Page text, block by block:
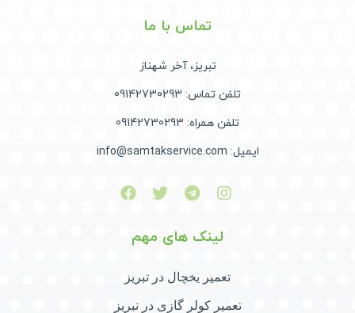
تماس با ما
تبریز، آخر شهناز
تلفن تماس: 09142730293
تلفن همراه: 09142730293
ایمیل: info@samtakservice.com
لینک های مهم
تعمیر یخچال در تبریز
تعمیر کولر گازی در تبریز